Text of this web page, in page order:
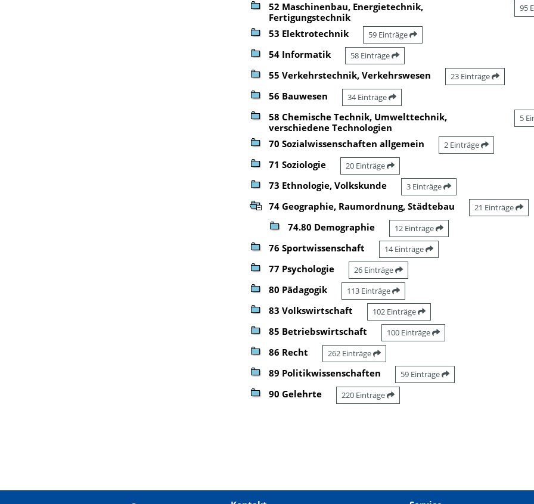
52 Maschinenbau, Energietechnik,
Fertigungstechnik
95
53 Elektrotechnik 59 Einträge
54 Informatik 58 Einträge
55 Verkehrstechnik, Verkehrswesen 23 Einträge
56 Bauwesen 34 Einträge
58 Chemische Technik, Umwelttechnik,
verschiedene Technologien
5
70 Sozialwissenschaften allgemein 2 Einträge
71 Soziologie 20 Einträge
73 Ethnologie, Volkskunde 3 Einträge
74 Geographie, Raumordnung, Städtebau 21 Einträge
74.80 Demographie 12 Einträge
76 Sportwissenschaft 14 Einträge
77 Psychologie 26 Einträge
80 Pädagogik 113 Einträge
83 Volkswirtschaft 102 Einträge
85 Betriebswirtschaft 100 Einträge
86 Recht 262 Einträge
89 Politikwissenschaften 59 Einträge
90 Gelehrte 220 Einträge